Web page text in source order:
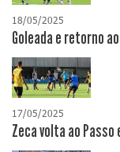
18/05/2025
Goleada e retorno
17/05/2025
Zeca volta ao